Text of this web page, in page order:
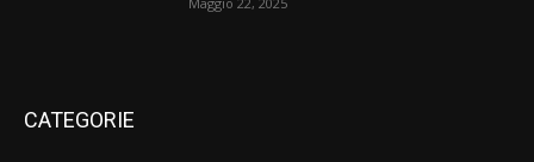
CATEGORIE